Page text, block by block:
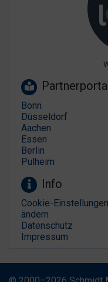
Bonn
Düsseldorf
Aachen
Essen
Berlin
Pulheim
Info
Cookie-Einstellungen
ändern
Datenschutz
Impressum